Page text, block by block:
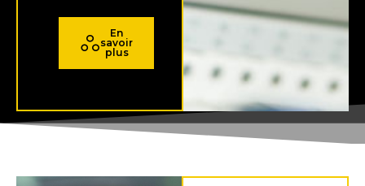
En
savoir
plus